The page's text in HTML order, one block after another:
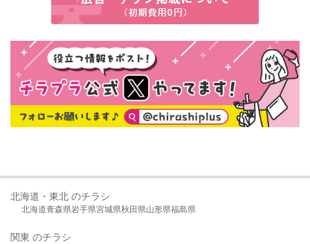
北海道・東北 のチラシ
北海道青森県岩手県宮城県秋田県山形県福島県
関東 のチラシ